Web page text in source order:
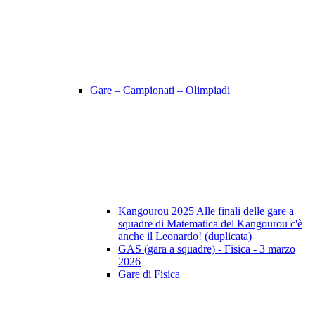
Gare – Campionati – Olimpiadi
Kangourou 2025 Alle finali delle gare a
squadre di Matematica del Kangourou c'è
anche il Leonardo! (duplicata)
GAS (gara a squadre) - Fisica - 3 marzo
2026
Gare di Fisica